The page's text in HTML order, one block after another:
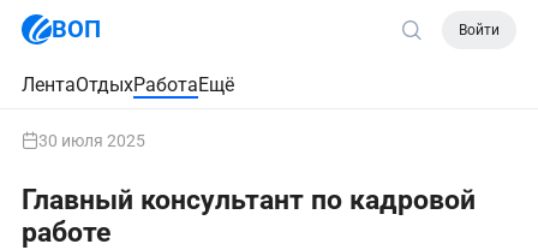
ВОП Войти
ЛентаОтдыхРаботаЕщё
30 июля 2025
Главный консультант по кадровой
работе